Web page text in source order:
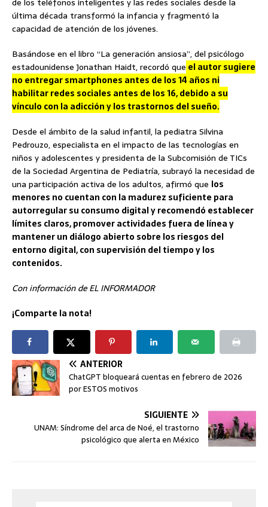
última década transformó la infancia y fragmentó la
capacidad de atención de los jóvenes.
Basándose en el libro “La generación ansiosa”, del psicólogo
estadounidense Jonathan Haidt, recordó que el autor sugiere
no entregar smartphones antes de los 14 años ni
habilitar redes sociales antes de los 16, debido a su
vínculo con la adicción y los trastornos del sueño.
Desde el ámbito de la salud infantil, la pediatra Silvina
Pedrouzo, especialista en el impacto de las tecnologías en
niños y adolescentes y presidenta de la Subcomisión de TICs
de la Sociedad Argentina de Pediatría, subrayó la necesidad de
una participación activa de los adultos, afirmó que los
menores no cuentan con la madurez suficiente para
autorregular su consumo digital y recomendó establecer
límites claros, promover actividades fuera de línea y
mantener un diálogo abierto sobre los riesgos del
entorno digital, con supervisión del tiempo y los
contenidos.
Con información de EL INFORMADOR
¡Comparte la nota!
ANTERIOR
ChatGPT bloqueará cuentas en febrero de 2026
por ESTOS motivos
SIGUIENTE
UNAM: Síndrome del arca de Noé, el trastorno
psicológico que alerta en México